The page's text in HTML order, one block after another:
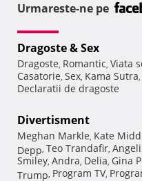
Urmareste-ne pe
Dragoste & Sex
Dragoste, Romantic, Viata
Casatorie, Sex, Kama Sutra,
Declaratii de dragoste
Divertisment
Meghan Markle, Kate
Depp, Teo Trandafir,
Smiley, Andra, Delia, Gina
Trump, Program TV,